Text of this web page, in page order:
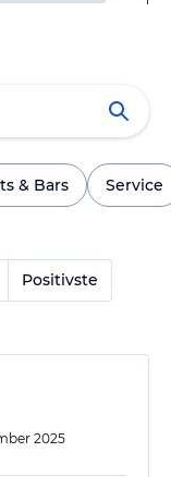
& Bars Service
Positivste
2025